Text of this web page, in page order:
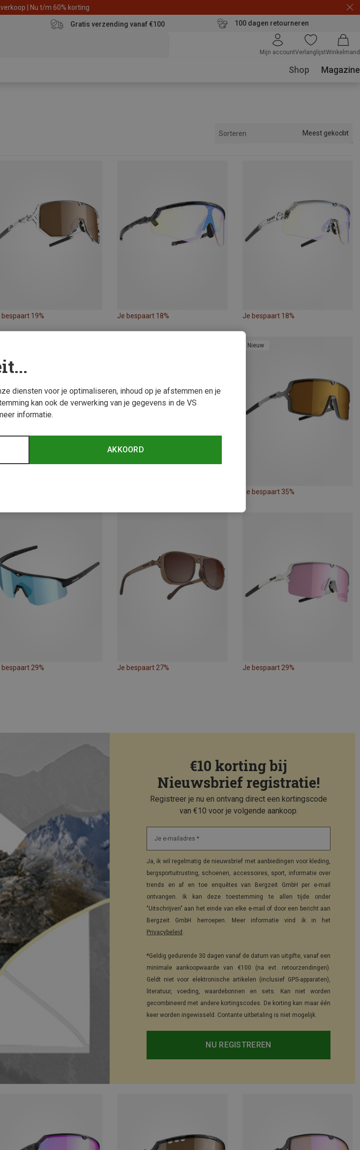
| Nu t/m 60% korting
Gratis verzending vanaf €100 100 dagen retourneren
Mijn accountVerlanglijstWinkelmand
Shop Magazine
Sorteren Meest gekocht
bespaart 19% Je bespaart 18% Je bespaart 18%
Nieuw
Je bespaart 35%
bespaart 29% Je bespaart 27% Je bespaart 29%
€10 korting bij
Nieuwsbrief registratie!
Registreer je nu en ontvang direct een kortingscode
van €10 voor je volgende aankoop.
Je e-mailadres *
Ja, ik wil regelmatig de nieuwsbrief met aanbiedingen voor kleding,
bergsportuitrusting, schoenen, accessoires, sport, informatie over
trends en af en toe enquêtes van Bergzeit GmbH per e-mail
ontvangen. Ik kan deze toestemming te allen tijde onder
"Uitschrijven" aan het einde van elke e-mail of door een bericht aan
Bergzeit GmbH herroepen. Meer informatie vind ik in het
Privacybeleid .
*Geldig gedurende 30 dagen vanaf de datum van uitgifte, vanaf een
minimale aankoopwaarde van €100 (na evt. retourzendingen).
Geldt niet voor elektronische artikelen (inclusief GPS-apparaten),
literatuur, voeding, waardebonnen en sets. Kan niet worden
gecombineerd met andere kortingscodes. De korting kan maar één
keer worden ingewisseld. Contante uitbetaling is niet mogelijk.
NU REGISTREREN
diensten voor je optimaliseren, inhoud op je afstemmen en je
kan ook de verwerking van je gegevens in de VS
informatie.
AKKOORD